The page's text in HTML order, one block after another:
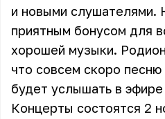
и новыми слушателями.
приятным бонусом для
хорошей музыки.
что совсем скоро
будет услышать в
Концерты состоятся 2